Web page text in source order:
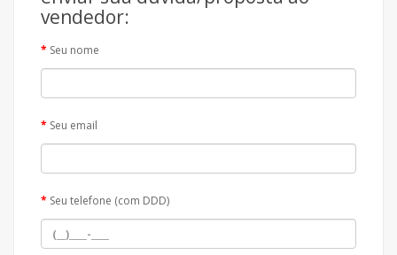
vendedor:
Seu nome
Seu email
Seu telefone (com DDD)